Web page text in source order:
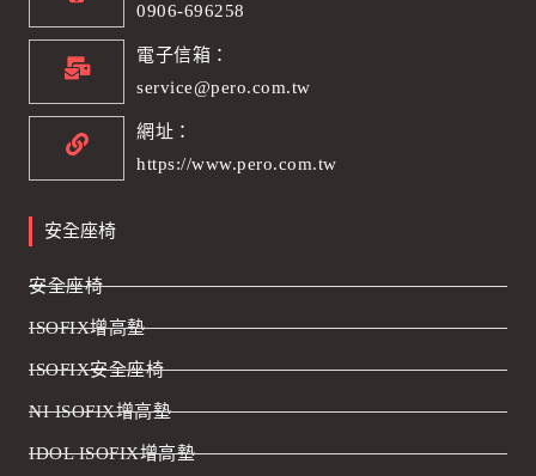
0906-696258
電子信箱：
service@pero.com.tw
網址：
https://www.pero.com.tw
安全座椅
安全座椅
ISOFIX增高墊
ISOFIX安全座椅
NI ISOFIX增高墊
IDOL ISOFIX增高墊